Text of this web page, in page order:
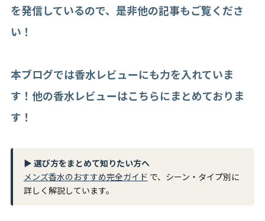
を発信しているので、是非他の記事もご覧くださ
い！
本ブログでは香水レビューにも力を入れていま
す！他の香水レビューはこちらにまとめておりま
す！
▶ 選び方をまとめて知りたい方へ
メンズ香水のおすすめ完全ガイド で、シーン・タイプ別に
詳しく解説しています。